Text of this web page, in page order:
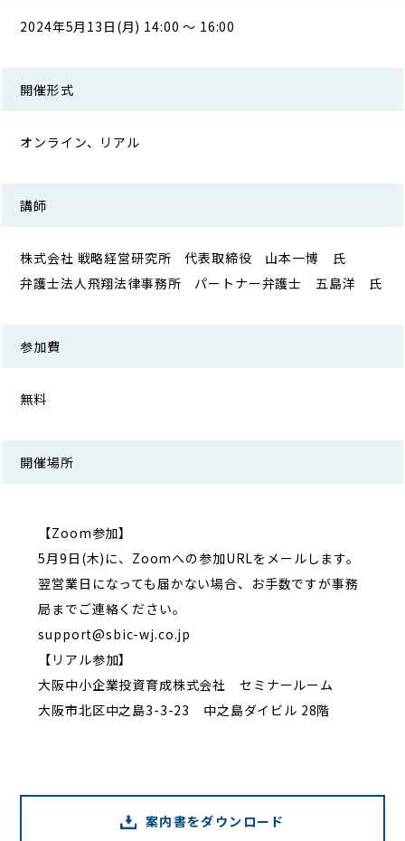
2024年5月13日(月) 14:00 ～ 16:00
開催形式
オンライン、リアル
講師
株式会社 戦略経営研究所 代表取締役 山本一博 氏
弁護士法人飛翔法律事務所 パートナー弁護士 五島洋 氏
参加費
無料
開催場所
【Zoom参加】
5月9日(木)に、Zoomへの参加URLをメールします。
翌営業日になっても届かない場合、お手数ですが事務
局までご連絡ください。
support@sbic-wj.co.jp
【リアル参加】
大阪中小企業投資育成株式会社 セミナールーム
大阪市北区中之島3-3-23 中之島ダイビル 28階
案内書をダウンロード